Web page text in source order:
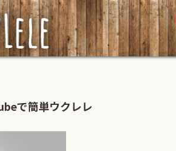
で簡単ウクレレ